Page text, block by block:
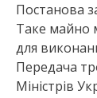
Постанова
Таке майно
для
Передача
Міністрів